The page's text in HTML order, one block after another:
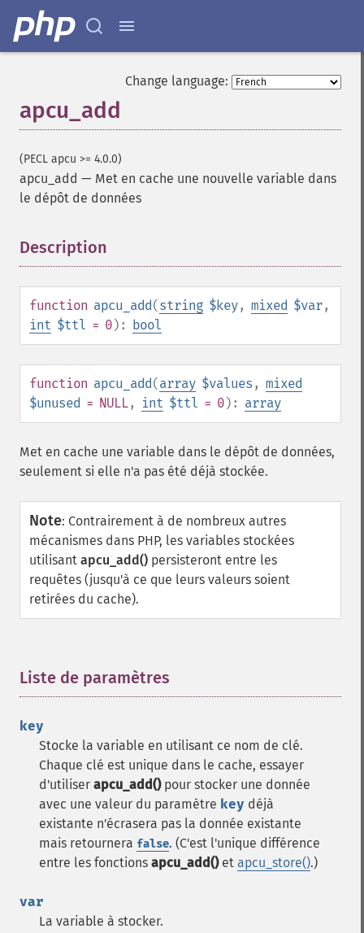
Change language:
apcu_add
(PECL apcu >= 4.0.0)
apcu_add — Met en cache une nouvelle variable dans
le dépôt de données
Description
function apcu_add(string $key, mixed $var,
int $ttl = 0): bool
function apcu_add(array $values , mixed
$unused = NULL, int $ttl = 0): array
Met en cache une variable dans le dépôt de données,
seulement si elle n'a pas été déjà stockée.
Note: Contrairement à de nombreux autres
mécanismes dans PHP, les variables stockées
utilisant apcu_add() persisteront entre les
requêtes (jusqu'à ce que leurs valeurs soient
retirées du cache).
Liste de paramètres
key
Stocke la variable en utilisant ce nom de clé.
Chaque clé est unique dans le cache, essayer
d'utiliser apcu_add()pour stocker une donnée
avec une valeur du paramètre key déjà
existante n'écrasera pas la donnée existante
mais retournera false. (C'est l'unique différence
entre les fonctions apcu_add()et apcu_store().)
var
La variable à stocker.